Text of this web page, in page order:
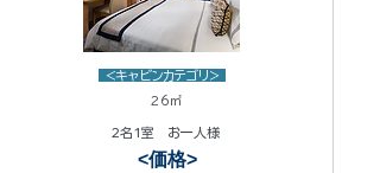
<キャビンカテゴリ>
26㎡
2名1室 お一人様
<価格>